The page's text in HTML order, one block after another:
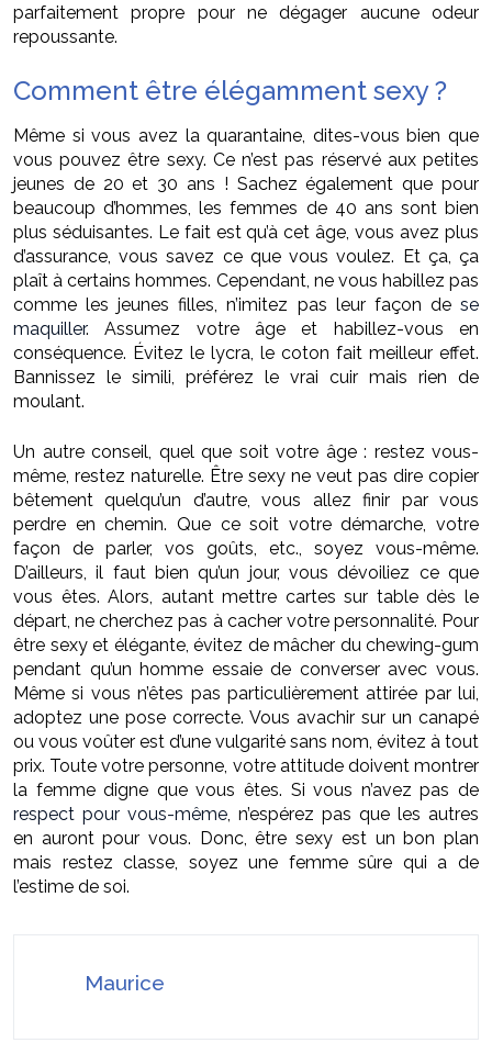
parfaitement propre pour ne dégager aucune odeur
repoussante.
Comment être élégamment sexy ?
Même si vous avez la quarantaine, dites-vous bien que
vous pouvez être sexy. Ce n’est pas réservé aux petites
jeunes de 20 et 30 ans ! Sachez également que pour
beaucoup d’hommes, les femmes de 40 ans sont bien
plus séduisantes. Le fait est qu’à cet âge, vous avez plus
d’assurance, vous savez ce que vous voulez. Et ça, ça
plaît à certains hommes. Cependant, ne vous habillez pas
comme les jeunes filles, n’imitez pas leur façon de se
maquiller. Assumez votre âge et habillez-vous en
conséquence. Évitez le lycra, le coton fait meilleur effet.
Bannissez le simili, préférez le vrai cuir mais rien de
moulant.
Un autre conseil, quel que soit votre âge : restez vous-
même, restez naturelle. Être sexy ne veut pas dire copier
bêtement quelqu’un d’autre, vous allez finir par vous
perdre en chemin. Que ce soit votre démarche, votre
façon de parler, vos goûts, etc., soyez vous-même.
D’ailleurs, il faut bien qu’un jour, vous dévoiliez ce que
vous êtes. Alors, autant mettre cartes sur table dès le
départ, ne cherchez pas à cacher votre personnalité. Pour
être sexy et élégante, évitez de mâcher du chewing-gum
pendant qu’un homme essaie de converser avec vous.
Même si vous n’êtes pas particulièrement attirée par lui,
adoptez une pose correcte. Vous avachir sur un canapé
ou vous voûter est d’une vulgarité sans nom, évitez à tout
prix. Toute votre personne, votre attitude doivent montrer
la femme digne que vous êtes. Si vous n’avez pas de
respect pour vous-même, n’espérez pas que les autres
en auront pour vous. Donc, être sexy est un bon plan
mais restez classe, soyez une femme sûre qui a de
l’estime de soi.
Maurice